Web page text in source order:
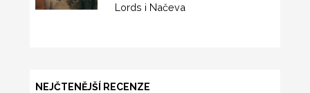
Lords i Načeva
NEJČTENĚJŠÍ RECENZE